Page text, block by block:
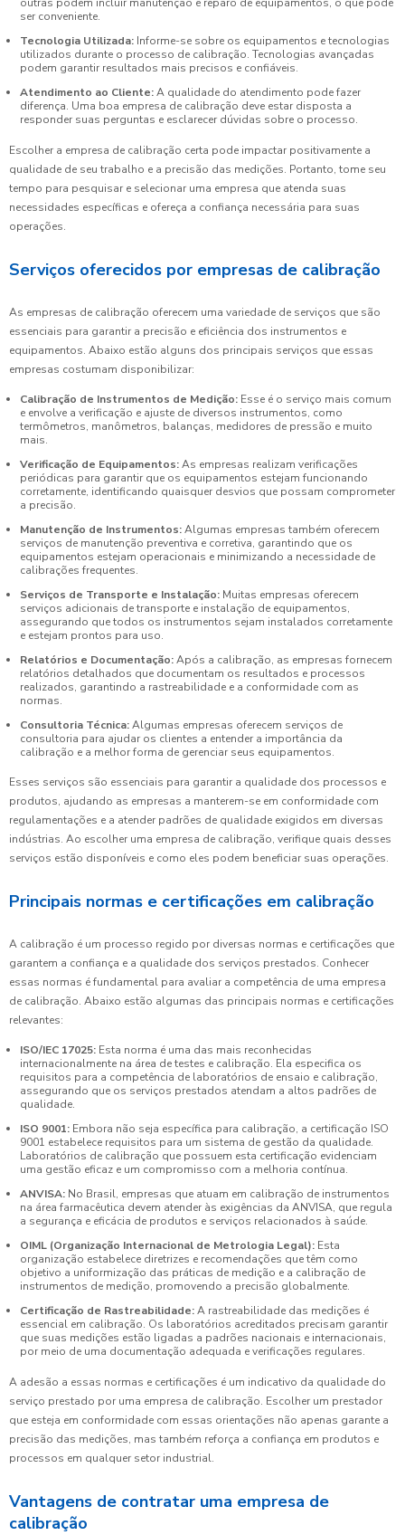
ser conveniente.
Tecnologia Utilizada: Informe-se sobre os equipamentos e tecnologias
utilizados durante o processo de calibração. Tecnologias avançadas
podem garantir resultados mais precisos e confiáveis.
Atendimento ao Cliente:A qualidade do atendimento pode fazer
diferença. Uma boa empresa de calibração deve estar disposta a
responder suas perguntas e esclarecer dúvidas sobre o processo.
Escolher a empresa de calibração certa pode impactar positivamente a
qualidade de seu trabalho e a precisão das medições. Portanto, tome seu
tempo para pesquisar e selecionar uma empresa que atenda suas
necessidades específicas e ofereça a confiança necessária para suas
operações.
Serviços oferecidos por empresas de calibração
As empresas de calibração oferecem uma variedade de serviços que são
essenciais para garantir a precisão e eficiência dos instrumentos e
equipamentos. Abaixo estão alguns dos principais serviços que essas
empresas costumam disponibilizar:
Calibração de Instrumentos de Medição: Esse é o serviço mais comum
e envolve a verificação e ajuste de diversos instrumentos, como
termômetros, manômetros, balanças, medidores de pressão e muito
mais.
Verificação de Equipamentos:As empresas realizam verificações
periódicas para garantir que os equipamentos estejam funcionando
corretamente, identificando quaisquer desvios que possam comprometer
a precisão.
Manutenção de Instrumentos:Algumas empresas também oferecem
serviços de manutenção preventiva e corretiva, garantindo que os
equipamentos estejam operacionais e minimizando a necessidade de
calibrações frequentes.
Serviços de Transporte e Instalação: Muitas empresas oferecem
serviços adicionais de transporte e instalação de equipamentos,
assegurando que todos os instrumentos sejam instalados corretamente
e estejam prontos para uso.
Relatórios e Documentação:Após a calibração, as empresas fornecem
relatórios detalhados que documentam os resultados e processos
realizados, garantindo a rastreabilidade e a conformidade com as
normas.
Consultoria Técnica:Algumas empresas oferecem serviços de
consultoria para ajudar os clientes a entender a importância da
calibração e a melhor forma de gerenciar seus equipamentos.
Esses serviços são essenciais para garantir a qualidade dos processos e
produtos, ajudando as empresas a manterem-se em conformidade com
regulamentações e a atender padrões de qualidade exigidos em diversas
indústrias. Ao escolher uma empresa de calibração, verifique quais desses
serviços estão disponíveis e como eles podem beneficiar suas operações.
Principais normas e certificações em calibração
A calibração é um processo regido por diversas normas e certificações que
garantem a confiança e a qualidade dos serviços prestados. Conhecer
essas normas é fundamental para avaliar a competência de uma empresa
de calibração. Abaixo estão algumas das principais normas e certificações
relevantes:
ISO/IEC 17025: Esta norma é uma das mais reconhecidas
internacionalmente na área de testes e calibração. Ela especifica os
requisitos para a competência de laboratórios de ensaio e calibração,
assegurando que os serviços prestados atendam a altos padrões de
qualidade.
ISO 9001: Embora não seja específica para calibração, a certificação ISO
9001 estabelece requisitos para um sistema de gestão da qualidade.
Laboratórios de calibração que possuem esta certificação evidenciam
uma gestão eficaz e um compromisso com a melhoria contínua.
ANVISA: No Brasil, empresas que atuam em calibração de instrumentos
na área farmacêutica devem atender às exigências da ANVISA, que regula
a segurança e eficácia de produtos e serviços relacionados à saúde.
OIML (Organização Internacional de Metrologia Legal): Esta
organização estabelece diretrizes e recomendações que têm como
objetivo a uniformização das práticas de medição e a calibração de
instrumentos de medição, promovendo a precisão globalmente.
Certificação de Rastreabilidade:A rastreabilidade das medições é
essencial em calibração. Os laboratórios acreditados precisam garantir
que suas medições estão ligadas a padrões nacionais e internacionais,
por meio de uma documentação adequada e verificações regulares.
A adesão a essas normas e certificações é um indicativo da qualidade do
serviço prestado por uma empresa de calibração. Escolher um prestador
que esteja em conformidade com essas orientações não apenas garante a
precisão das medições, mas também reforça a confiança em produtos e
processos em qualquer setor industrial.
Vantagens de contratar uma empresa de
calibração